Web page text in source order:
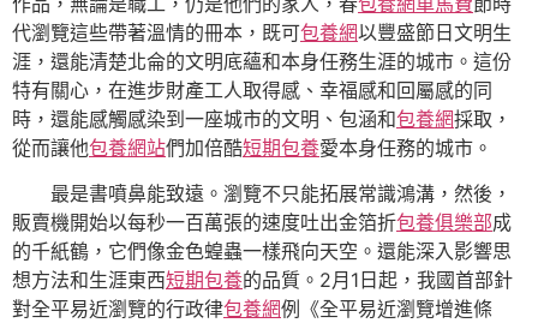
代瀏覽這些帶著溫情的冊本，既可包養網以豐盛節日文明生
涯，還能清楚北侖的文明底蘊和本身任務生涯的城市。這份
特有關心，在進步財產工人取得感、幸福感和回屬感的同
時，還能感觸感染到一座城市的文明、包涵和包養網採取，
從而讓他包養網站們加倍酷短期包養愛本身任務的城市。
最是書噴鼻能致遠。瀏覽不只能拓展常識鴻溝，然後，
販賣機開始以每秒一百萬張的速度吐出金箔折包養俱樂部成
的千紙鶴，它們像金色蝗蟲一樣飛向天空。還能深入影響思
想方法和生涯東西短期包養的品質。2月1日起，我國首部針
對全平易近瀏覽的行政律包養網例《全平易近瀏覽增進條